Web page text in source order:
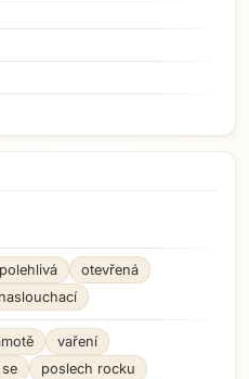
otevřená
naslouchací
vaření
poslech rocku